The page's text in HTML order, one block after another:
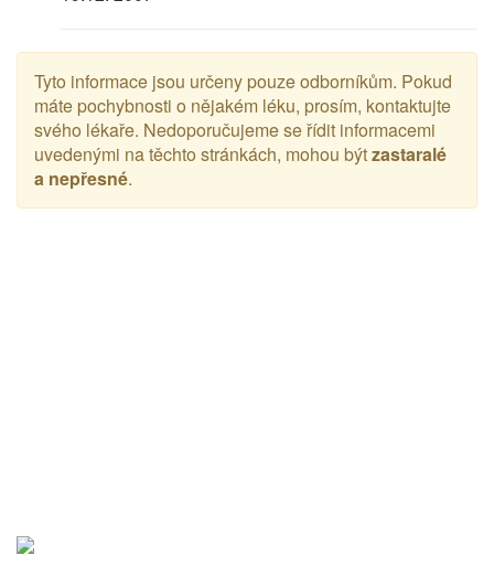
Tyto informace jsou určeny pouze odborníkům. Pokud
máte pochybnosti o nějakém léku, prosím, kontaktujte
svého lékaře. Nedoporučujeme se řídit informacemi
uvedenými na těchto stránkách, mohou býtzastaralé
a nepřesné.